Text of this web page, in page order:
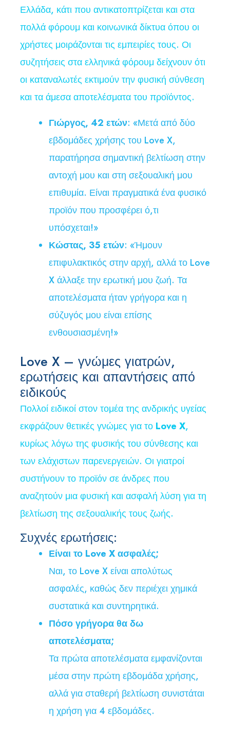
Ελλάδα, κάτι που αντικατοπτρίζεται και στα
πολλά φόρουμ και κοινωνικά δίκτυα όπου οι
χρήστες μοιράζονται τις εμπειρίες τους. Οι
συζητήσεις στα ελληνικά φόρουμ δείχνουν ότι
οι καταναλωτές εκτιμούν την φυσική σύνθεση
και τα άμεσα αποτελέσματα του προϊόντος.
Γιώργος, 42 ετών: «Μετά από δύο
εβδομάδες χρήσης του Love X,
παρατήρησα σημαντική βελτίωση στην
αντοχή μου και στη σεξουαλική μου
επιθυμία. Είναι πραγματικά ένα φυσικό
προϊόν που προσφέρει ό,τι
υπόσχεται!»
Κώστας, 35 ετών: «Ήμουν
επιφυλακτικός στην αρχή, αλλά το Love
X άλλαξε την ερωτική μου ζωή. Τα
αποτελέσματα ήταν γρήγορα και η
σύζυγός μου είναι επίσης
ενθουσιασμένη!»
Love X – γνώμες γιατρών,
ερωτήσεις και απαντήσεις από
ειδικούς
Πολλοί ειδικοί στον τομέα της ανδρικής υγείας
εκφράζουν θετικές γνώμες για το Love X,
κυρίως λόγω της φυσικής του σύνθεσης και
των ελάχιστων παρενεργειών. Οι γιατροί
συστήνουν το προϊόν σε άνδρες που
αναζητούν μια φυσική και ασφαλή λύση για τη
βελτίωση της σεξουαλικής τους ζωής.
Συχνές ερωτήσεις:
Είναι το Love X ασφαλές;
Ναι, το Love X είναι απολύτως
ασφαλές, καθώς δεν περιέχει χημικά
συστατικά και συντηρητικά.
Πόσο γρήγορα θα δω
αποτελέσματα;
Τα πρώτα αποτελέσματα εμφανίζονται
μέσα στην πρώτη εβδομάδα χρήσης,
αλλά για σταθερή βελτίωση συνιστάται
η χρήση για 4 εβδομάδες.